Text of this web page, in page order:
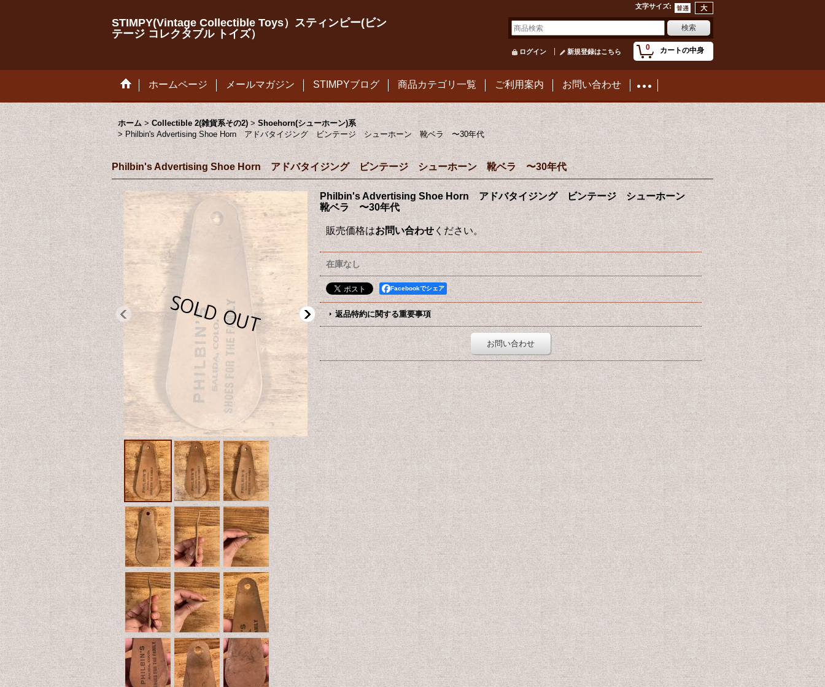
文字サイズ:
STIMPY(Vintage Collectible Toys）スティンピー(ビン
テージ コレクタブル トイズ）
0 カートの中身
ログイン 新規登録はこちら
ホームページ メールマガジン STIMPYブログ 商品カテゴリ一覧 ご利用案内 お問い合わせ
ホーム > Collectible 2(雑貨系その2) > Shoehorn(シューホーン)系
> Philbin's Advertising Shoe Horn アドバタイジング ビンテージ シューホーン 靴ベラ 〜30年代
Philbin's Advertising Shoe Horn アドバタイジング ビンテージ シューホーン 靴ベラ 〜30年代
Philbin's Advertising Shoe Horn アドバタイジング ビンテージ シューホーン
靴ベラ 〜30年代
販売価格はお問い合わせ ください。
在庫なし
Facebookでシェア
返品特約に関する重要事項
お問い合わせ